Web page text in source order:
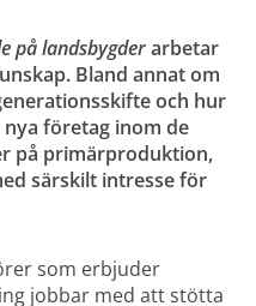
på landsbygder arbetar
Bland annat om
och hur
företag inom de
på primärproduktion,
särskilt intresse för
som erbjuder
jobbar med att stötta